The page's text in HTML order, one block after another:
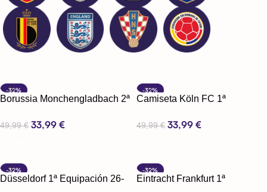
-32%
Borussia Monchengladbach 2ª
49,99€ 33,99 €
-32%
Camiseta Köln FC 1ª
49,99€ 33,99 €
-32%
Düsseldorf 1ª Equipación 26-
-32%
Eintracht Frankfurt 1ª